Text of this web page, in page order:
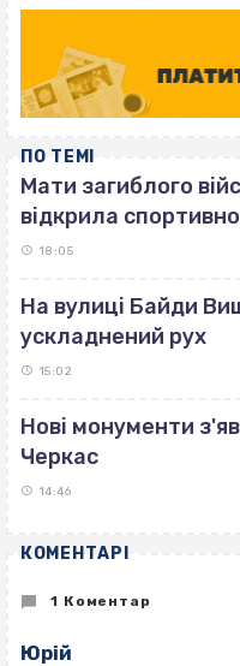
ПО ТЕМІ
Мати загиблого
відкрила
18:05
На вулиці Байди
ускладнений рух
15:02
Нові монументи
Черкас
14:46
КОМЕНТАРІ
1 Коментар
Юрій